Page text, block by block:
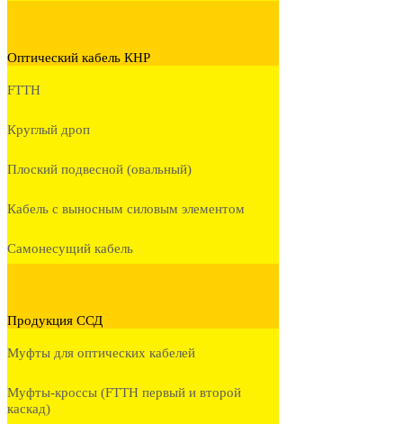
Оптический кабель КНР
FTTH
Круглый дроп
Плоский подвесной (овальный)
Кабель с выносным силовым элементом
Самонесущий кабель
Продукция ССД
Муфты для оптических кабелей
Муфты-кроссы (FTTH первый и второй
каскад)